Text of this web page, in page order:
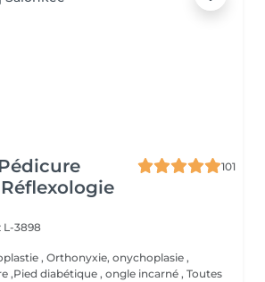
101
L-3898
, Orthonyxie, onychoplasie ,
,Pied diabétique , ongle incarné , Toutes